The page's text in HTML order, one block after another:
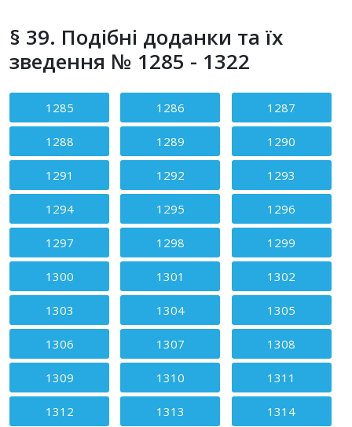
§ 39. Подібні доданки та їх
зведення № 1285 - 1322
Зміст статті
1285 1286 1287
1288 1289 1290
1291 1292 1293
1294 1295 1296
1297 1298 1299
1300 1301 1302
1303 1304 1305
1306 1307 1308
1309 1310 1311
1312 1313 1314